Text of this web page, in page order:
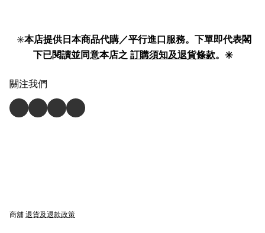
✳️本店提供日本商品代購／平行進口服務。下單即代表閣
下已閱讀並同意本店之 訂購須知及退貨條款。✳️
關注我們
商舖 退貨及退款政策